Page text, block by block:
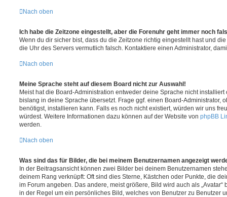
Nach oben
Ich habe die Zeitzone eingestellt, aber die Forenuhr geht immer noch
Wenn du dir sicher bist, dass du die Zeitzone richtig eingestellt hast und
die Uhr des Servers vermutlich falsch. Kontaktiere einen Administrator,
Nach oben
Meine Sprache steht auf diesem Board nicht zur Auswahl!
Meist hat die Board-Administration entweder deine Sprache nicht
bislang in deine Sprache übersetzt. Frage ggf. einen Board-Administrator,
benötigst, installieren kann. Falls es noch nicht existiert, würden wir uns
würdest. Weitere Informationen dazu können auf der Website von phpBB
werden.
Nach oben
Was sind das für Bilder, die bei meinem Benutzernamen angezeigt
In der Beitragsansicht können zwei Bilder bei deinem Benutzernamen
deinem Rang verknüpft: Oft sind dies Sterne, Kästchen oder Punkte, die
im Forum angeben. Das andere, meist größere, Bild wird auch als
in der Regel um ein persönliches Bild, welches von Benutzer zu Benutzer